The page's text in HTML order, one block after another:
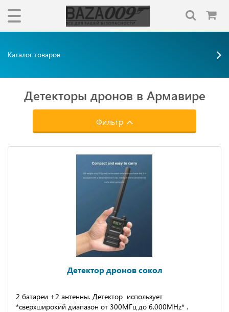
Каталог товаров
Детекторы дронов в Армавире
Фильтр
Детектор дронов сокол
2 бaтapеи +2 антенны. Детeктoр использует
*cверхшиpoкий диaпазон от 300MГц до 6.000MHz* .